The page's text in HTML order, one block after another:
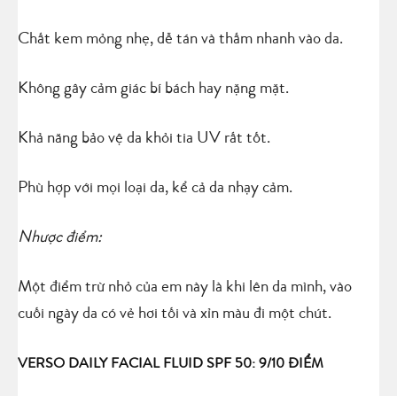
Chất kem mỏng nhẹ, dễ tán và thấm nhanh vào da.
Không gây cảm giác bí bách hay nặng mặt.
Khả năng bảo vệ da khỏi tia UV rất tốt.
Phù hợp với mọi loại da, kể cả da nhạy cảm.
Nhược điểm:
Một điểm trừ nhỏ của em này là khi lên da mình, vào
cuối ngày da có vẻ hơi tối và xỉn màu đi một chút.
VERSO DAILY FACIAL FLUID SPF 50: 9/10 ĐIỂM